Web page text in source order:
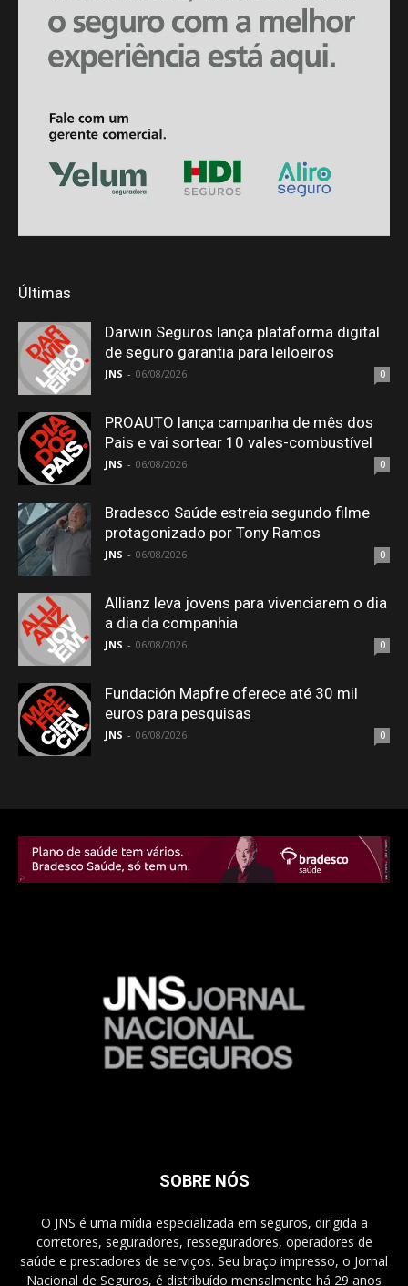
Últimas
Darwin Seguros lança plataforma digital
de seguro garantia para leiloeiros
JNS - 06/08/2026 0
PROAUTO lança campanha de mês dos
Pais e vai sortear 10 vales-combustível
JNS - 06/08/2026 0
Bradesco Saúde estreia segundo filme
protagonizado por Tony Ramos
JNS - 06/08/2026 0
Allianz leva jovens para vivenciarem o dia
a dia da companhia
JNS - 06/08/2026 0
Fundación Mapfre oferece até 30 mil
euros para pesquisas
JNS - 06/08/2026 0
SOBRE NÓS
O JNS é uma mídia especializada em seguros, dirigida a
corretores, seguradores, resseguradores, operadores de
saúde e prestadores de serviços. Seu braço impresso, o Jornal
Nacional de Seguros, é distribuído mensalmente há 29 anos